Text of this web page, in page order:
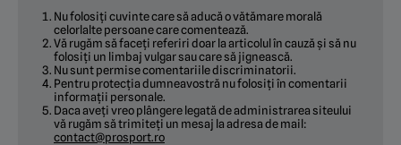
Nu folosiți cuvinte care să aducă o vătămare morală
celorlalte persoane care comentează.
Vă rugăm să faceți referiri doar la articolul în cauză și să nu
folosiți un limbaj vulgar sau care să jignească.
Nu sunt permise comentariile discriminatorii.
Pentru protecția dumneavostră nu folosiți în comentarii
informații personale.
Daca aveți vreo plângere legată de administrarea siteului
vă rugăm să trimiteți un mesaj la adresa de mail:
contact@prosport.ro